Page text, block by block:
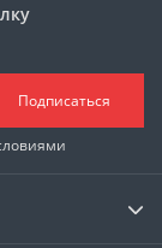
Подписаться